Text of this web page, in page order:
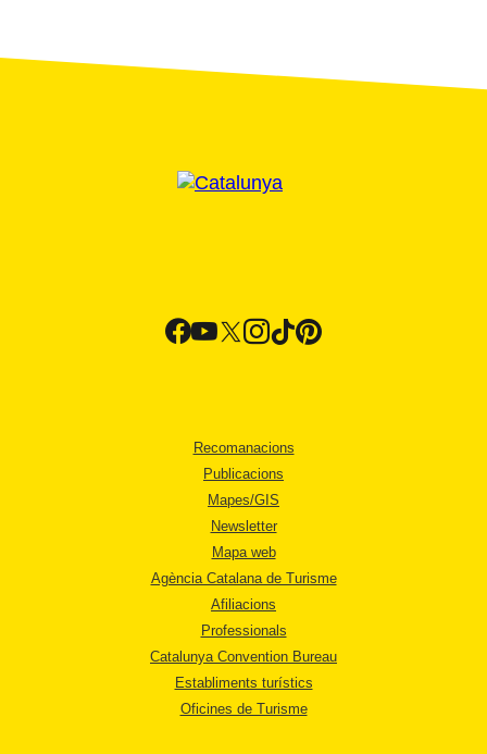
Recomanacions
Publicacions
Mapes/GIS
Newsletter
Mapa web
Agència Catalana de Turisme
Afiliacions
Professionals
Catalunya Convention Bureau
Establiments turístics
Oficines de Turisme